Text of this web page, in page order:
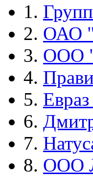
1.
2. ОАО
3. ООО
4.
5.
6.
7.
8. ООО